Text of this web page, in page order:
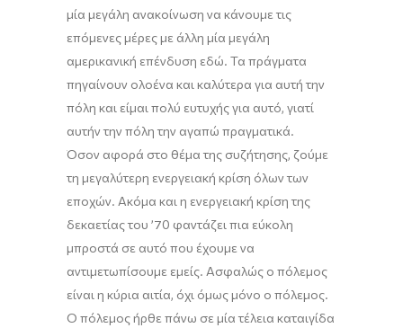
μία μεγάλη ανακοίνωση να κάνουμε τις
επόμενες μέρες με άλλη μία μεγάλη
αμερικανική επένδυση εδώ. Τα πράγματα
πηγαίνουν ολοένα και καλύτερα για αυτή την
πόλη και είμαι πολύ ευτυχής για αυτό, γιατί
αυτήν την πόλη την αγαπώ πραγματικά.
Όσον αφορά στο θέμα της συζήτησης, ζούμε
τη μεγαλύτερη ενεργειακή κρίση όλων των
εποχών. Ακόμα και η ενεργειακή κρίση της
δεκαετίας του ’70 φαντάζει πια εύκολη
μπροστά σε αυτό που έχουμε να
αντιμετωπίσουμε εμείς. Ασφαλώς ο πόλεμος
είναι η κύρια αιτία, όχι όμωςμόνο ο πόλεμος.
Ο πόλεμος ήρθε πάνω σε μία τέλεια καταιγίδα